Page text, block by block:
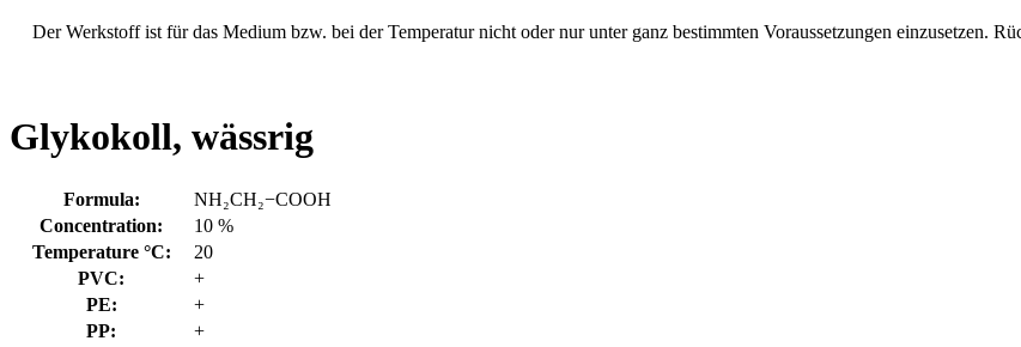
Der Werkstoff ist für das Medium bzw. bei der Temperatur nicht oder nur unter ganz bestimmten Voraussetzungen einzusetzen.
Glykokoll, wässrig
Formula:
NH₂CH₂−COOH
Concentration:
10 %
Temperature °C:
20
PVC:
+
PE:
+
PP:
+